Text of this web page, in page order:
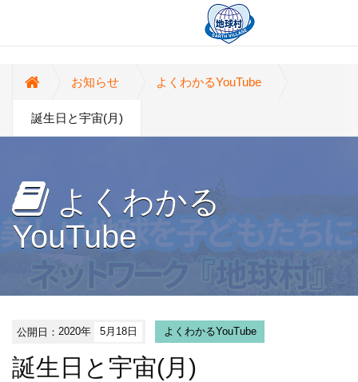
お知らせ よくわかるYouTube
誕生日と宇宙(月)
よくわかる
YouTube
公開日：2020年 5月18日 よくわかるYouTube
誕生日と宇宙(月)